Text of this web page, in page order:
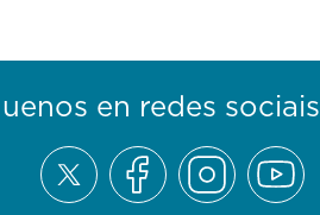
en redes sociais